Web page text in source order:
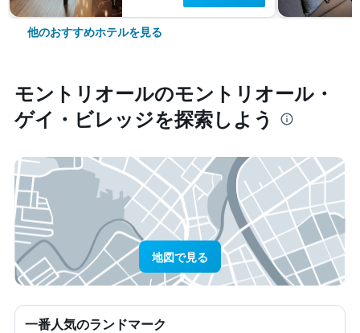
他のおすすめホテルを見る
モントリオール​のモントリオール・
ゲイ・ビレッジ​を探索しよう
地図で見る
一番人気のランドマーク